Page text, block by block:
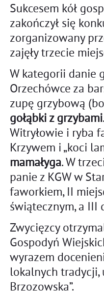
Sukcesem kół
zakończył się
zorganizowany
zajęły trzecie
W kategorii danie
Orzechówce za
zupę grzybową
gołąbki z grzybami
Witryłowie i ryba
Krzywem i „koci
mamałyga. W
panie z KGW w
faworkiem, II
świątecznym, a III
Zwycięzcy
Gospodyń
wyrazem
lokalnych tradycji,
Brzozowska”.